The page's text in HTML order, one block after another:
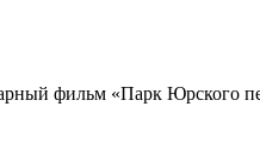
фильм «Парк